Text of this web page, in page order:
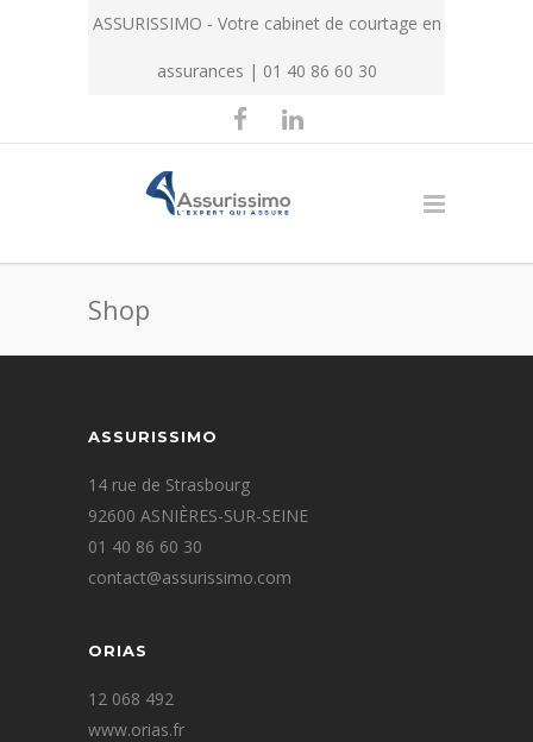
ASSURISSIMO - Votre cabinet de courtage en
assurances | 01 40 86 60 30
Shop
ASSURISSIMO
14 rue de Strasbourg
92600 ASNIÈRES-SUR-SEINE
01 40 86 60 30
contact@assurissimo.com
ORIAS
12 068 492
www.orias.fr